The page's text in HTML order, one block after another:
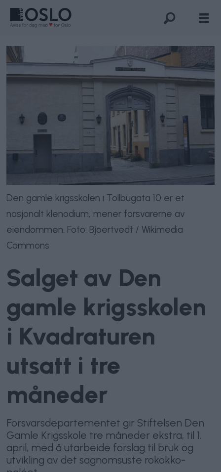
Den gamle krigsskolen i Tollbugata 10 er et
nasjonalt klenodium, mener forsvarerne av
eiendommen. Foto: Bjoertvedt / Wikimedia
Commons
Salget av Den
gamle krigsskolen
i Kvadraturen
utsatt i tre
måneder
Forsvarsdepartementet gir Stiftelsen Den
Gamle Krigsskole tre måneder ekstra, til 1.
april, med å utarbeide forslag til bruk og
utvikling av det sagnomsuste rokokko-